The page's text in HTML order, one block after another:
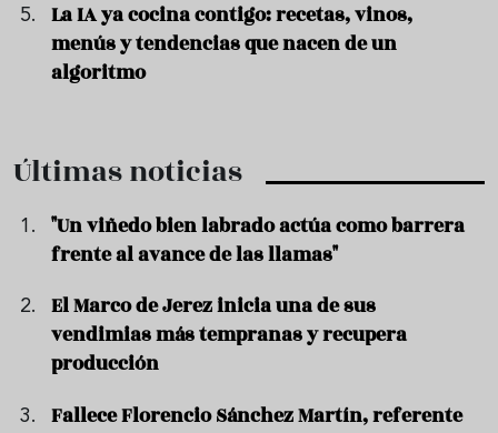
La IA ya cocina contigo: recetas, vinos,
menús y tendencias que nacen de un
algoritmo
Últimas noticias
"Un viñedo bien labrado actúa como barrera
frente al avance de las llamas"
El Marco de Jerez inicia una de sus
vendimias más tempranas y recupera
producción
Fallece Florencio Sánchez Martín, referente